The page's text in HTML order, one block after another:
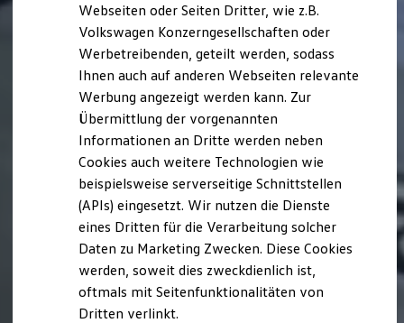
Volkswagen Kollektion
R-Kollektion
GTI Kollektion
Fußball Drop
we drive football
#wedriveproud
Besitzer und Service
myVolkswagen
Software Updates
Service und Ersatzteile
Inspektion und HU/AU
Reparaturen und Checks
Motorenöl und Flüssigkeiten
Räder und Reifen
Pannen- und Unfallhilfe
Economy Service
Volkswagen Teile
Zubehör
Modellspezifisches Zubehör
Webseiten oder Seiten Dritter, wie z.B.
Volkswagen Konzerngesellschaften oder
Werbetreibenden, geteilt werden, sodass
Ihnen auch auf anderen Webseiten relevante
Werbung angezeigt werden kann. Zur
Übermittlung der vorgenannten
Informationen an Dritte werden neben
Cookies auch weitere Technologien wie
beispielsweise serverseitige Schnittstellen
(APIs) eingesetzt. Wir nutzen die Dienste
eines Dritten für die Verarbeitung solcher
Daten zu Marketing Zwecken. Diese Cookies
werden, soweit dies zweckdienlich ist,
oftmals mit Seitenfunktionalitäten von
Dritten verlinkt.